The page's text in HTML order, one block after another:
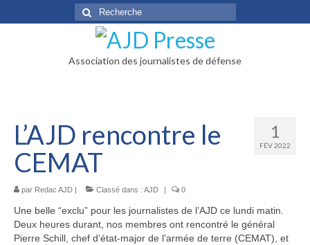
Rechercher
:
Association des journalistes de défense
1
FÉV 2022
L’AJD rencontre le
CEMAT
par Redac AJD | Classé dans : AJD | 0
Une belle “exclu” pour les journalistes de l’AJD ce lundi matin.
Deux heures durant, nos membres ont rencontré le général
Pierre Schill, chef d’état-major de l’armée de terre (CEMAT), et